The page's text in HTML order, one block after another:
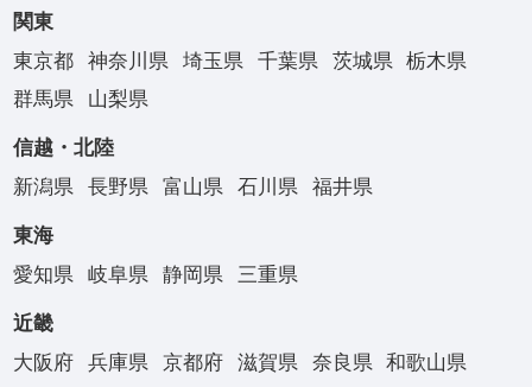
関東
東京都
神奈川県 埼玉県 千葉県 茨城県
栃木県
群馬県
山梨県
信越・北陸
新潟県
長野県 富山県 石川県 福井県
東海
愛知県
岐阜県 静岡県 三重県
近畿
大阪府
兵庫県 京都府 滋賀県 奈良県 和歌山県